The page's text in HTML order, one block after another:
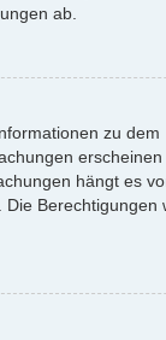
ab.
zu
hängt es